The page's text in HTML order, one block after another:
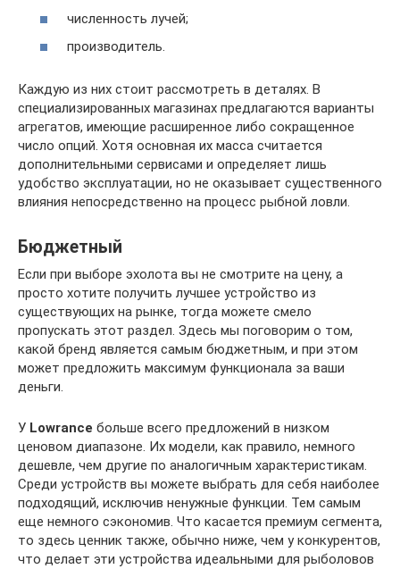
численность лучей;
производитель.
Каждую из них стоит рассмотреть в деталях. В
специализированных магазинах предлагаются варианты
агрегатов, имеющие расширенное либо сокращенное
число опций. Хотя основная их масса считается
дополнительными сервисами и определяет лишь
удобство эксплуатации, но не оказывает существенного
влияния непосредственно на процесс рыбной ловли.
Бюджетный
Если при выборе эхолота вы не смотрите на цену, а
просто хотите получить лучшее устройство из
существующих на рынке, тогда можете смело
пропускать этот раздел. Здесь мы поговорим о том,
какой бренд является самым бюджетным, и при этом
может предложить максимум функционала за ваши
деньги.
У Lowrance больше всего предложений в низком
ценовом диапазоне. Их модели, как правило, немного
дешевле, чем другие по аналогичным характеристикам.
Среди устройств вы можете выбрать для себя наиболее
подходящий, исключив ненужные функции. Тем самым
еще немного сэкономив. Что касается премиум сегмента,
то здесь ценник также, обычно ниже, чем у конкурентов,
что делает эти устройства идеальными для рыболовов